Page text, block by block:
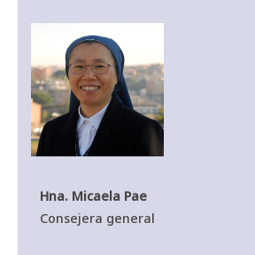
Hna. Micaela Pae
Consejera general